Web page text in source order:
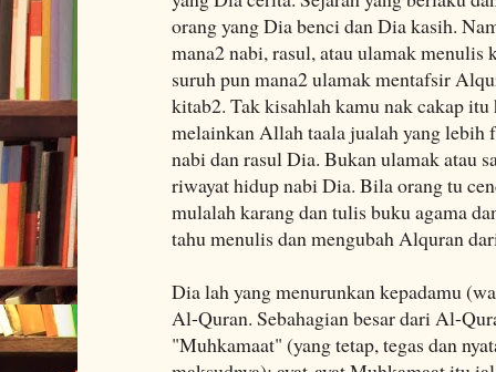
orang yang Dia benci dan Dia kasih.
mana2 nabi, rasul, atau ulamak
suruh pun mana2 ulamak mentafsir
kitab2. Tak kisahlah kamu nak cakap
melainkan Allah taala jualah yang lebih
nabi dan rasul Dia. Bukan ulamak atau
riwayat hidup nabi Dia. Bila orang tu
mulalah karang dan tulis buku agama
tahu menulis dan mengubah Alquran
Dia lah yang menurunkan kepadamu
Al-Quran. Sebahagian besar dari Al-
"Muhkamaat" (yang tetap, tegas dan